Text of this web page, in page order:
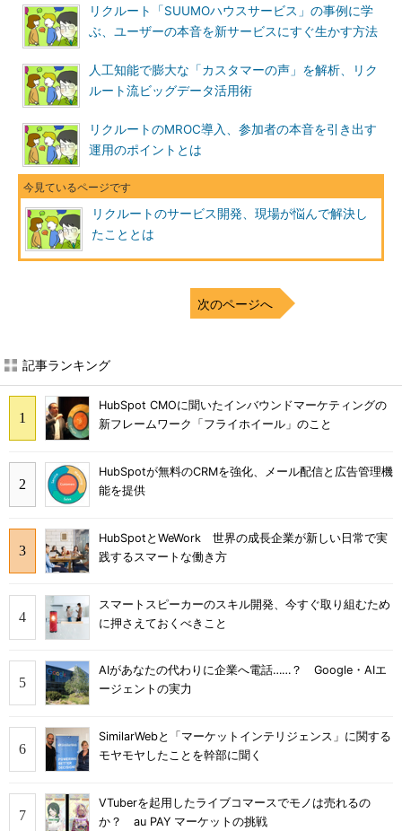
リクルート「SUUMOハウスサービス」の事例に学
ぶ、ユーザーの本音を新サービスにすぐ生かす方法
人工知能で膨大な「カスタマーの声」を解析、リク
ルート流ビッグデータ活用術
リクルートのMROC導入、参加者の本音を引き出す
運用のポイントとは
リクルートのサービス開発、現場が悩んで解決し
たこととは
次のページへ
記事ランキング
HubSpot CMOに聞いたインバウンドマーケティングの
新フレームワーク「フライホイール」のこと
HubSpotが無料のCRMを強化、メール配信と広告管理機
能を提供
HubSpotとWeWork 世界の成長企業が新しい日常で実
践するスマートな働き方
スマートスピーカーのスキル開発、今すぐ取り組むため
に押さえておくべきこと
AIがあなたの代わりに企業へ電話……？ Google・AIエ
ージェントの実力
SimilarWebと「マーケットインテリジェンス」に関する
モヤモヤしたことを幹部に聞く
VTuberを起用したライブコマースでモノは売れるの
か？ au PAY マーケットの挑戦